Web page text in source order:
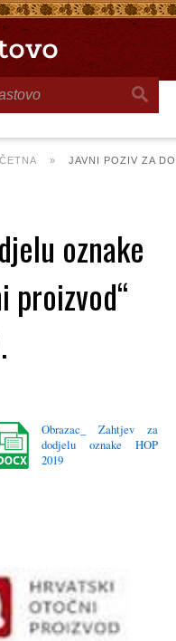
» JAVNI POZIV ZA
oznake
proizvod“
Obrazac_ Zahtjev za
dodjelu oznake HOP
2019